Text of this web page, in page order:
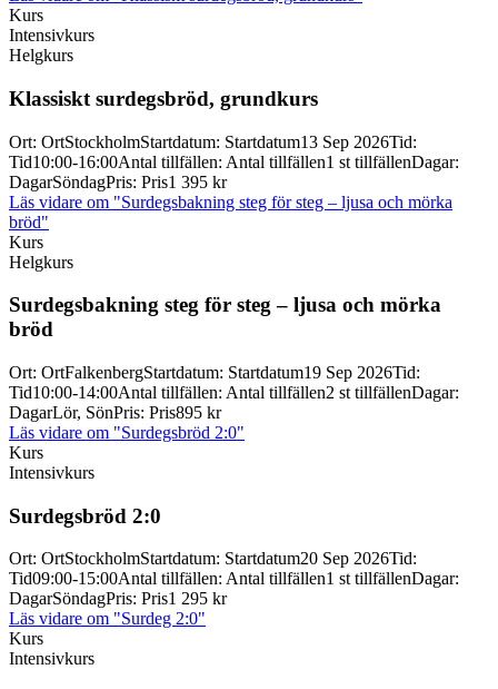
Kurs
Intensivkurs
Helgkurs
Klassiskt surdegsbröd, grundkurs
Ort: OrtStockholmStartdatum: Startdatum13 Sep 2026Tid:
Tid10:00-16:00Antal tillfällen: Antal tillfällen1 st tillfällenDagar:
DagarSöndagPris: Pris1 395 kr
Läs vidare om "Surdegsbakning steg för steg – ljusa och mörka
bröd"
Kurs
Helgkurs
Surdegsbakning steg för steg – ljusa och mörka
bröd
Ort: OrtFalkenbergStartdatum: Startdatum19 Sep 2026Tid:
Tid10:00-14:00Antal tillfällen: Antal tillfällen2 st tillfällenDagar:
DagarLör, SönPris: Pris895 kr
Läs vidare om "Surdegsbröd 2:0"
Kurs
Intensivkurs
Surdegsbröd 2:0
Ort: OrtStockholmStartdatum: Startdatum20 Sep 2026Tid:
Tid09:00-15:00Antal tillfällen: Antal tillfällen1 st tillfällenDagar:
DagarSöndagPris: Pris1 295 kr
Läs vidare om "Surdeg 2:0"
Kurs
Intensivkurs